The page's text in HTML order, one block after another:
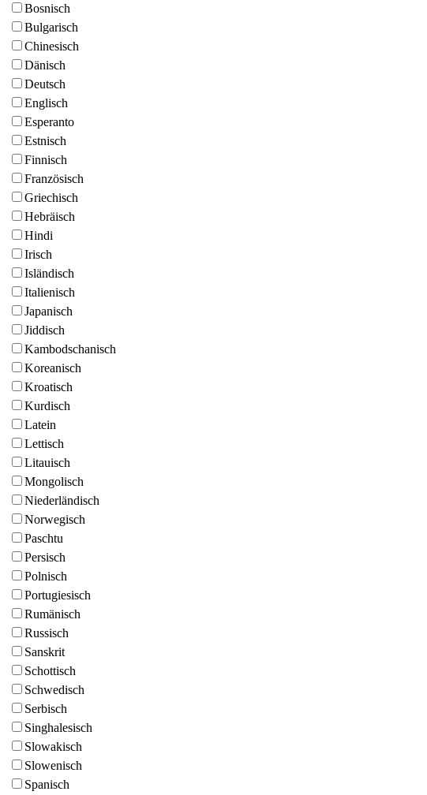
Bosnisch
Bulgarisch
Chinesisch
Dänisch
Deutsch
Englisch
Esperanto
Estnisch
Finnisch
Französisch
Griechisch
Hebräisch
Hindi
Irisch
Isländisch
Italienisch
Japanisch
Jiddisch
Kambodschanisch
Koreanisch
Kroatisch
Kurdisch
Latein
Lettisch
Litauisch
Mongolisch
Niederländisch
Norwegisch
Paschtu
Persisch
Polnisch
Portugiesisch
Rumänisch
Russisch
Sanskrit
Schottisch
Schwedisch
Serbisch
Singhalesisch
Slowakisch
Slowenisch
Spanisch